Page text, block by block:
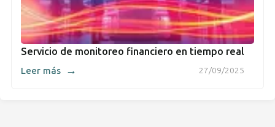
Servicio de monitoreo financiero en tiempo real
27/09/2025
Leer más →